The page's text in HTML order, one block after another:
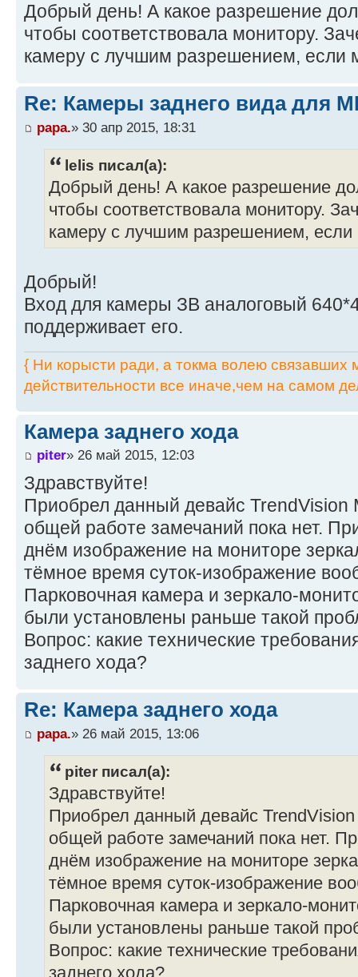
Добрый день! А какое разрешение
чтобы соответствовала монитору.
камеру с лучшим разрешением, если
Re: Камеры заднего вида для
papa.» 30 апр 2015, 18:31
lelis писал(а):
Добрый день! А какое разрешение
чтобы соответствовала монитору.
камеру с лучшим разрешением,
Добрый!
Вход для камеры ЗВ аналоговый
поддерживает его.
{ Ни корысти ради, а токма волею связавших
действительности все иначе,чем на самом
Камера заднего хода
piter» 26 май 2015, 12:03
Здравствуйте!
Приобрел данный девайс TrendVision
общей работе замечаний пока нет.
днём изображение на мониторе
тёмное время суток-изображение
Парковочная камера и зеркало-
были установлены раньше такой
Вопрос: какие технические
заднего хода?
Re: Камера заднего хода
papa.» 26 май 2015, 13:06
piter писал(а):
Здравствуйте!
Приобрел данный девайс
общей работе замечаний пока нет.
днём изображение на мониторе
тёмное время суток-изображение
Парковочная камера и зеркало-
были установлены раньше такой
Вопрос: какие технические
заднего хода?